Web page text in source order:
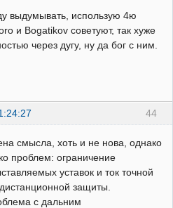
выдумывать, использую 4ю
и Bogatikov советуют, так хуже
через дугу, ну да бог с ним.
44
смысла, хоть и не нова, однако
проблем: ограничение
уставок и ток точной
защиты.
с дальним